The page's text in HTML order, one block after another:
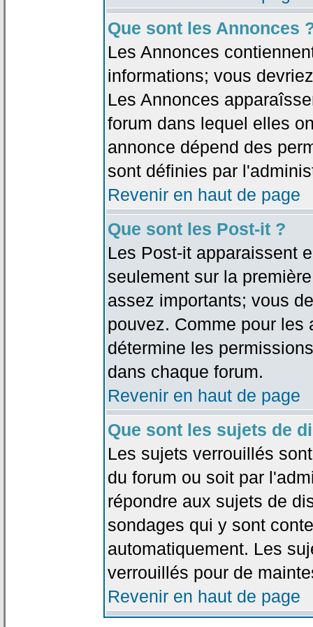
Que sont les Annonces
Les Annonces
informations; vous
Les Annonces
forum dans lequel elles
annonce dépend des
sont définies par
Revenir en haut de page
Que sont les Post-it ?
Les Post-it apparaissent
seulement sur la
assez importants; vous
pouvez. Comme pour les
détermine les
dans chaque forum.
Revenir en haut de page
Que sont les sujets de
Les sujets verrouillés
du forum ou soit par
répondre aux sujets de
sondages qui y sont
automatiquement. Les
verrouillés pour de
Revenir en haut de page